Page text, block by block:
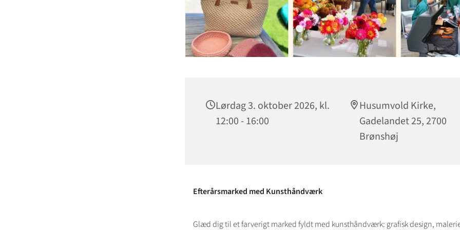
Lørdag 3. oktober 2026, kl.
12:00 - 16:00
Husumvold Kirke,
Gadelandet 25, 2700
Brønshøj
Efterårsmarked med Kunsthåndværk
Glæd dig til et farverigt marked fyldt med kunsthåndværk: grafisk design,